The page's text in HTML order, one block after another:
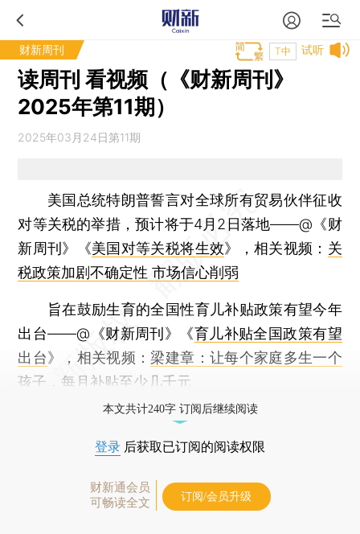
财新周刊 试听
T中
读周刊 看视频（《财新周刊》
2025年第11期）
2025年03月24日第11期
美国总统特朗普誓言对全球所有贸易伙伴征收
对等关税的举措，预计将于4月2日落地——@《财
新周刊》《美国对等关税将生效》，相关视频： 关
税政策加剧不确定性 市场信心削弱
旨在鼓励生育的全国性育儿补贴政策有望今年
出台——@《财新周刊》《育儿补贴全国政策有望
出台》，相关视频：梁建章：让每个家庭多生一个
孩子，每月补贴至少几千元
本文共计240字 订阅后继续阅读
登录 后获取已订阅的阅读权限
财新通会员
可畅读全文
订阅/会员升级